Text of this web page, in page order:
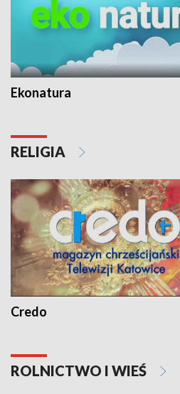
Ekonatura
RELIGIA
Credo
ROLNICTWO I WIEŚ